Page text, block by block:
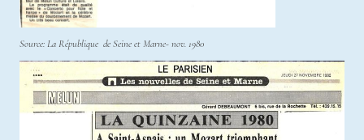
Source: La République de Seine et Marne- nov. 1980